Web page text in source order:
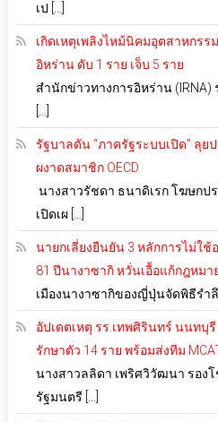
เป […]
เกิดเหตุเพลิงไหม้นิคมอุตสาหกรร
อิหร่าน ดับ 1 ราย เจ็บ 5 ราย
สำนักข่าวทางการอิหร่าน (IRNA)
[…]
รัฐบาลดัน “ภาครัฐระบบเปิด” ลุย
ผงาดสมาชิก OECD
นางสาวรัชดา ธนาดิเรก โฆษกป
เปิดเผ […]
นายกเลี่ยงยืนยัน 3 หลักการไม่ใ
81 ปีนางาซากิ หวั่นเอื้อแก้กฎหม
เมืองนางาซากิของญี่ปุ่นจัดพิธีรำ
อัปเดตเหตุ รร.เทพศิรินทร์ นนทบุรี
รักษาตัว 14 ราย พร้อมส่งทีม
นางสาวลลิดา เพริศวิวัฒนา รอง
รัฐมนตรี […]